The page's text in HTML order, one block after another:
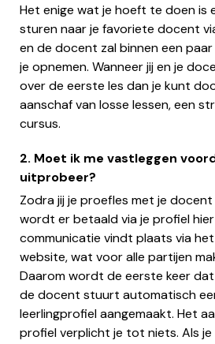
Het enige wat je hoeft te doen is
sturen naar je favoriete docent
en de docent zal binnen een
je opnemen. Wanneer jij en je
over de eerste les dan je kunt
aanschaf van losse lessen, een
cursus.
2. Moet ik me vastleggen
uitprobeer?
Zodra jij je proefles met je
wordt er betaald via je profiel
communicatie vindt plaats via
website, wat voor alle partijen
Daarom wordt de eerste keer
de docent stuurt automatisch
leerlingprofiel aangemaakt. Het
profiel verplicht je tot niets. Als